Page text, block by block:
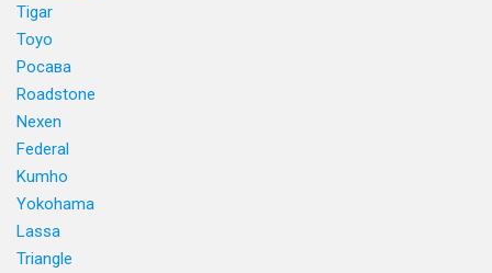
Tigar
Toyo
Росава
Roadstone
Nexen
Federal
Kumho
Yokohama
Lassa
Triangle